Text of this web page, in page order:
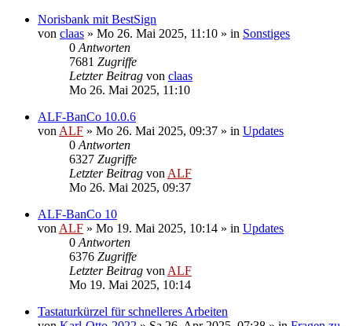
Norisbank mit BestSign
von claas » Mo 26. Mai 2025, 11:10 » in Sonstiges
0 Antworten
7681 Zugriffe
Letzter Beitrag von claas
Mo 26. Mai 2025, 11:10
ALF-BanCo 10.0.6
von ALF » Mo 26. Mai 2025, 09:37 » in Updates
0 Antworten
6327 Zugriffe
Letzter Beitrag von ALF
Mo 26. Mai 2025, 09:37
ALF-BanCo 10
von ALF » Mo 19. Mai 2025, 10:14 » in Updates
0 Antworten
6376 Zugriffe
Letzter Beitrag von ALF
Mo 19. Mai 2025, 10:14
Tastaturkürzel für schnelleres Arbeiten